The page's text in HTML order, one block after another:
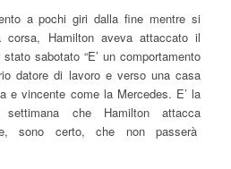
a pochi giri dalla fine mentre si
corsa, Hamilton aveva attaccato il
sabotato “E’ un comportamento
datore di lavoro e verso una casa
e vincente come la Mercedes. E’ la
che Hamilton attacca
sono certo, che non passerà